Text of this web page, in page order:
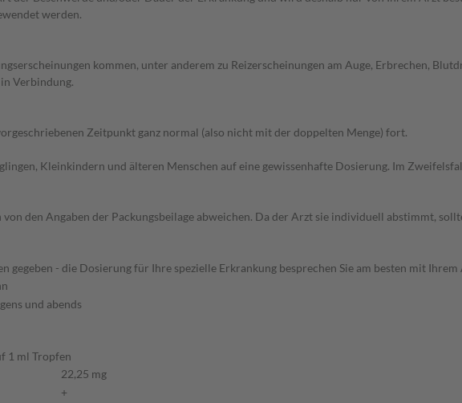
werden.
kommen, unter anderem zu Reizerscheinungen am Auge, Erbrechen,
Verbindung.
Zeitpunkt ganz normal (also nicht mit der doppelten Menge) fort.
Kleinkindern und älteren Menschen auf eine gewissenhafte Dosierung. Im
den Angaben der Packungsbeilage abweichen. Da der Arzt sie individuell abstimmt,
gegeben - die Dosierung für Ihre spezielle Erkrankung besprechen Sie am besten mit Ihrem
und abends
1 ml Tropfen
22,25 mg
+